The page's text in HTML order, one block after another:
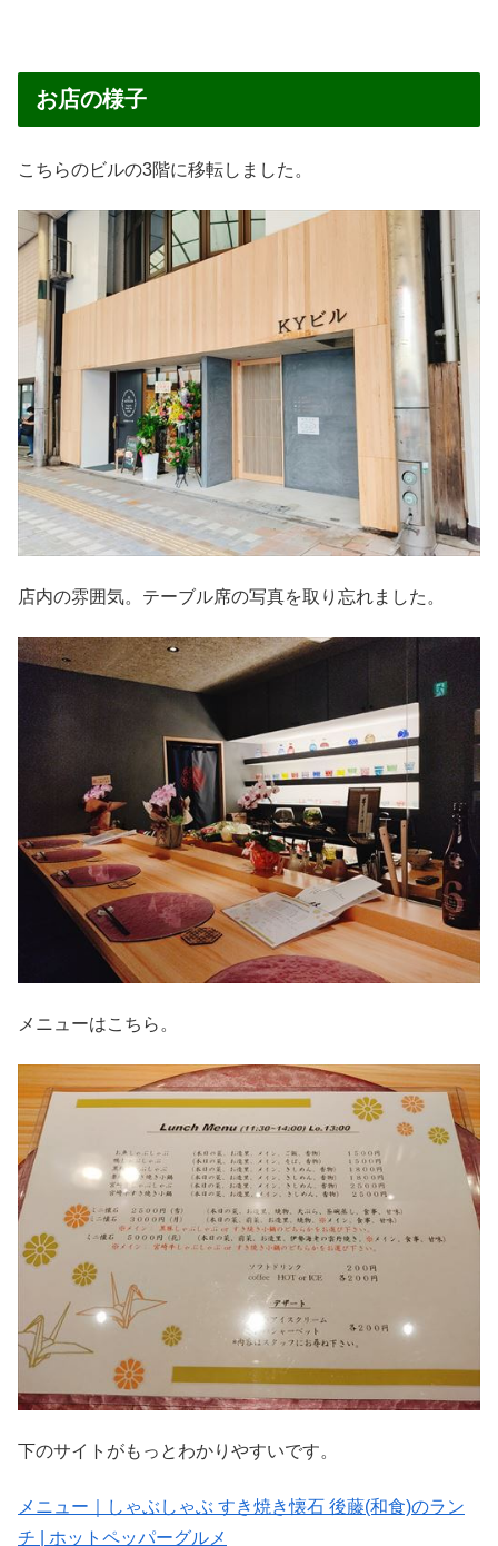
お店の様子
こちらのビルの3階に移転しました。
店内の雰囲気。テーブル席の写真を取り忘れました。
メニューはこちら。
下のサイトがもっとわかりやすいです。
メニュー｜しゃぶしゃぶ すき焼き懐石 後藤(和食)のラン
チ | ホットペッパーグルメ